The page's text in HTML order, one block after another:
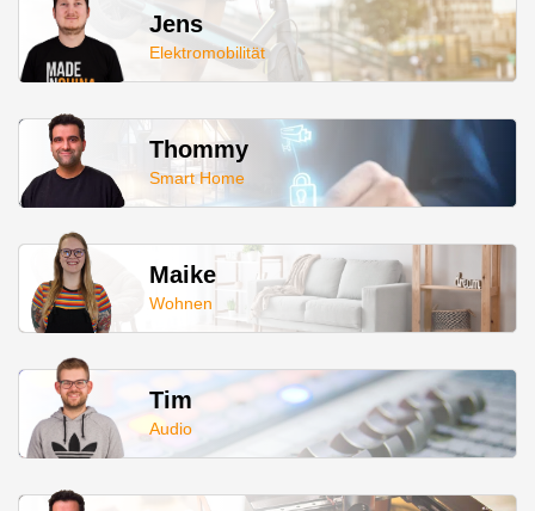
Jens
Elektromobilität
Thommy
Smart Home
Maike
Wohnen
Tim
Audio